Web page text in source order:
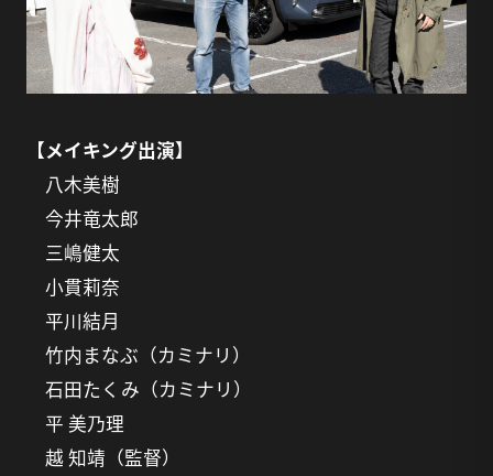
【メイキング出演】
八木美樹
今井竜太郎
三嶋健太
小貫莉奈
平川結月
竹内まなぶ（カミナリ）
石田たくみ（カミナリ）
平 美乃理
越 知靖（監督）